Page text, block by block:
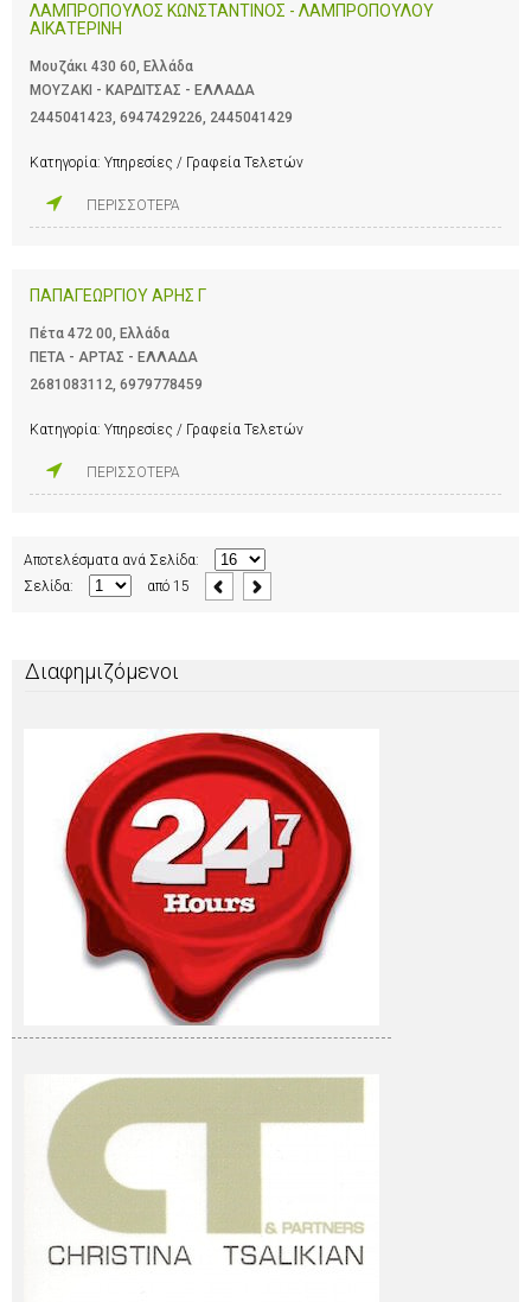
ΛΑΜΠΡΟΠΟΥΛΟΣ ΚΩΝΣΤΑΝΤΙΝΟΣ - ΛΑΜΠΡΟΠΟΥΛΟΥ
ΑΙΚΑΤΕΡΙΝΗ
Μουζάκι 430 60, Ελλάδα
ΜΟΥΖΑΚΙ - ΚΑΡΔΙΤΣΑΣ - ΕΛΛΑΔΑ
2445041423, 6947429226, 2445041429
Κατηγορία: Υπηρεσίες / Γραφεία Τελετών
ΠΕΡΙΣΣΟΤΕΡΑ
ΠΑΠΑΓΕΩΡΓΙΟΥ ΑΡΗΣ Γ
Πέτα 472 00, Ελλάδα
ΠΕΤΑ - ΑΡΤΑΣ - ΕΛΛΑΔΑ
2681083112, 6979778459
Κατηγορία: Υπηρεσίες / Γραφεία Τελετών
ΠΕΡΙΣΣΟΤΕΡΑ
Αποτελέσματα ανά Σελίδα:
Σελίδα:
από 15
Διαφημιζόμενοι